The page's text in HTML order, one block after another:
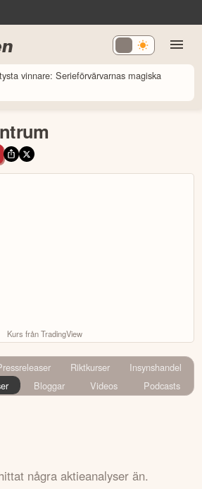
vinnare: Serieförvärvarnas magiska
Kurs från TradingView
Riktkurser
Insynshandel
Bloggar Videos Podcasts
några aktieanalyser än.